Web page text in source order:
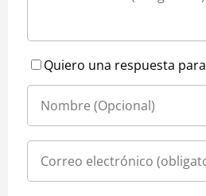
Quiero una respuesta